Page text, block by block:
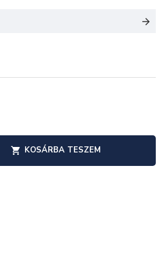
KOSÁRBA TESZEM